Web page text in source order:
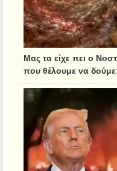
Μας τα είχε πει ο
που θέλουμε να